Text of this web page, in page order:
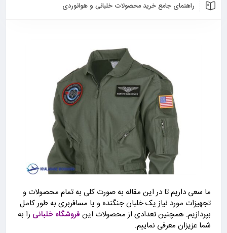
راهنمای جامع خرید محصولات خلبانی و هوانوردی
ما سعی داریم تا در این مقاله به صورت کلی به تمام محصولات و
تجهیزات مورد نیاز یک خلبان جنگنده و یا مسافربری به طور کامل
بپردازیم. همچنین تعدادی از محصولات این فروشگاه خلبانی را به
شما عزیزان معرفی نماییم.